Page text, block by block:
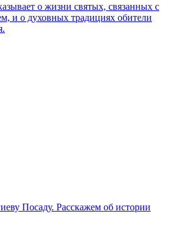
о жизни святых, связанных с
и о духовных традициях обители